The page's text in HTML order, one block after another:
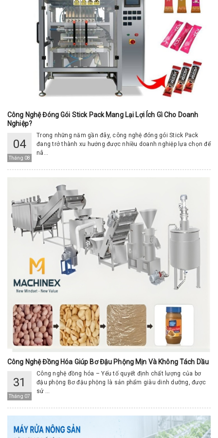
Công Nghệ Đóng Gói Stick Pack Mang Lại Lợi Ích Gì Cho Doanh
Nghiệp?
04
Tháng 08
Trong những năm gần đây, công nghệ đóng gói Stick Pack
đang trở thành xu hướng được nhiều doanh nghiệp lựa chọn để
nâ...
Công Nghệ Đồng Hóa Giúp Bơ Đậu Phộng Mịn Và Không Tách Dầu
31
Tháng 07
Công nghệ đồng hóa – Yếu tố quyết định chất lượng của bơ
đậu phộng Bơ đậu phộng là sản phẩm giàu dinh dưỡng, được
sử ...